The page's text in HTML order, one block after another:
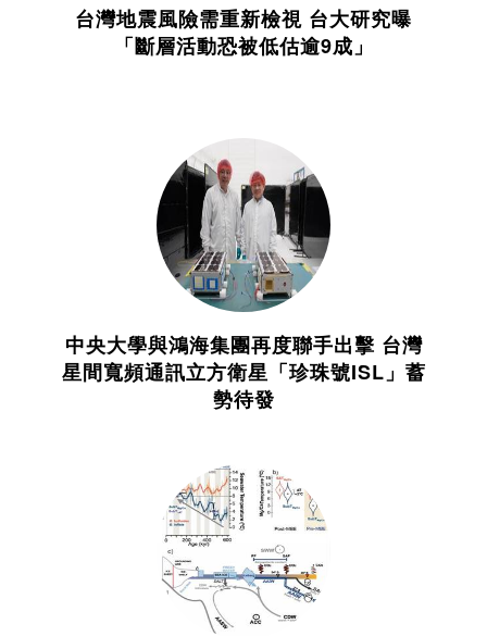
台灣地震風險需重新檢視 台大研究曝
「斷層活動恐被低估逾9成」
中央大學與鴻海集團再度聯手出擊 台灣
星間寬頻通訊立方衛星「珍珠號ISL」蓄
勢待發